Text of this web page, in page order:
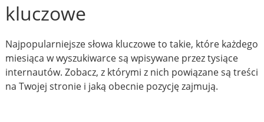
kluczowe
Najpopularniejsze słowa kluczowe to takie, które każdego
miesiąca w wyszukiwarce są wpisywane przez tysiące
internautów. Zobacz, z którymi z nich powiązane są treści
na Twojej stronie i jaką obecnie pozycję zajmują.